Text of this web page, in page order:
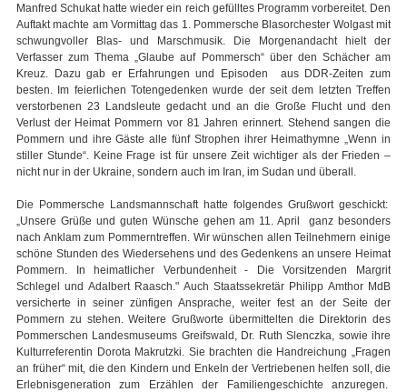
Manfred Schukat hatte wieder ein reich gefülltes Programm vorbereitet. Den
Auftakt machte am Vormittag das 1. Pommersche Blasorchester Wolgast mit
schwungvoller Blas- und Marschmusik. Die Morgenandacht hielt der
Verfasser zum Thema „Glaube auf Pommersch“ über den Schächer am
Kreuz. Dazu gab er Erfahrungen und Episoden aus DDR-Zeiten zum
besten. Im feierlichen Totengedenken wurde der seit dem letzten Treffen
verstorbenen 23 Landsleute gedacht und an die Große Flucht und den
Verlust der Heimat Pommern vor 81 Jahren erinnert. Stehend sangen die
Pommern und ihre Gäste alle fünf Strophen ihrer Heimathymne „Wenn in
stiller Stunde“. Keine Frage ist für unsere Zeit wichtiger als der Frieden –
nicht nur in der Ukraine, sondern auch im Iran, im Sudan und überall.
Die Pommersche Landsmannschaft hatte folgendes Grußwort geschickt:
„Unsere Grüße und guten Wünsche gehen am 11. April ganz besonders
nach Anklam zum Pommerntreffen. Wir wünschen allen Teilnehmern einige
schöne Stunden des Wiedersehens und des Gedenkens an unsere Heimat
Pommern. In heimatlicher Verbundenheit - Die Vorsitzenden Margrit
Schlegel und Adalbert Raasch." Auch Staatssekretär Philipp Amthor MdB
versicherte in seiner zünfigen Ansprache, weiter fest an der Seite der
Pommern zu stehen. Weitere Grußworte übermittelten die Direktorin des
Pommerschen Landesmuseums Greifswald, Dr. Ruth Slenczka, sowie ihre
Kulturreferentin Dorota Makrutzki. Sie brachten die Handreichung „Fragen
an früher“ mit, die den Kindern und Enkeln der Vertriebenen helfen soll, die
Erlebnisgeneration zum Erzählen der Familiengeschichte anzuregen.